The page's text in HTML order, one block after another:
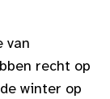
van
recht op
winter op